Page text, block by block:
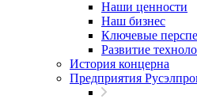
Наши ценности
Наш бизнес
Ключевые
Развитие
История концерна
Предприятия